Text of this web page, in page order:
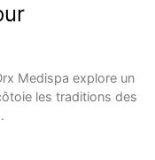
Medispa explore un
les traditions des